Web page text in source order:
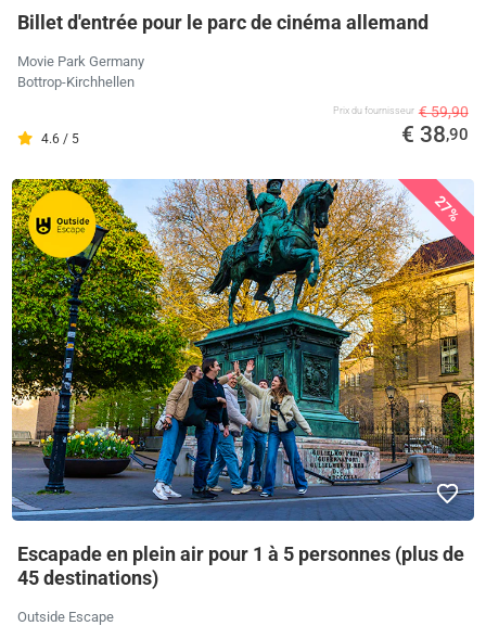
Billet d'entrée pour le parc de cinéma allemand
Movie Park Germany
Bottrop-Kirchhellen
4.6 / 5
Prix ​​du fournisseur € 59,90
€ 38,90
27%
Escapade en plein air pour 1 à 5 personnes (plus de
45 destinations)
Outside Escape